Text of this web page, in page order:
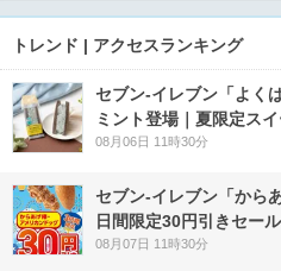
トレンド | アクセスランキング
セブン‐イレブン「よく
ミント登場｜夏限定ス
08月06日 11時30分
セブン‐イレブン「から
日間限定30円引きセー
08月07日 11時30分